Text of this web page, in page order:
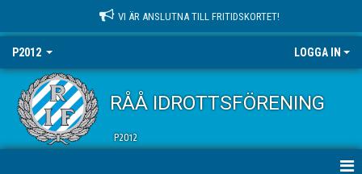
VI ÄR ANSLUTNA TILL FRITIDSKORTET!
P2012 LOGGA IN
RÅÅ IDROTTSFÖRENING
P2012